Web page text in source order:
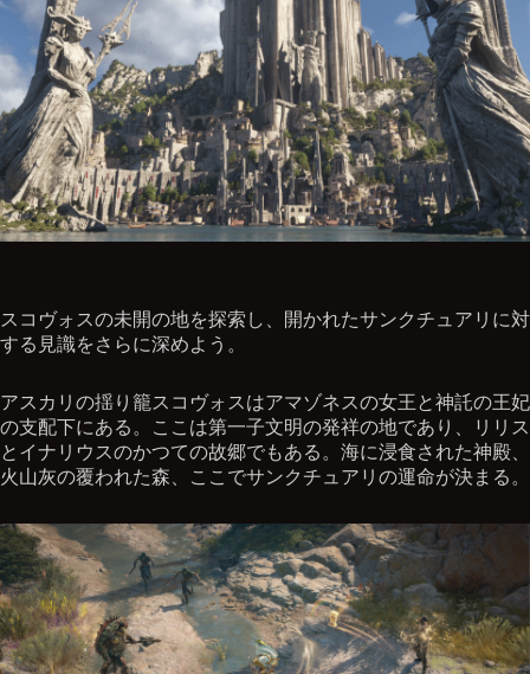
スコヴォスの未開の地を探索し、開かれたサンクチュアリに対
する見識をさらに深めよう。
アスカリの揺り籠スコヴォスはアマゾネスの女王と神託の王妃
の支配下にある。ここは第一子文明の発祥の地であり、リリス
とイナリウスのかつての故郷でもある。海に浸食された神殿、
火山灰の覆われた森、ここでサンクチュアリの運命が決まる。